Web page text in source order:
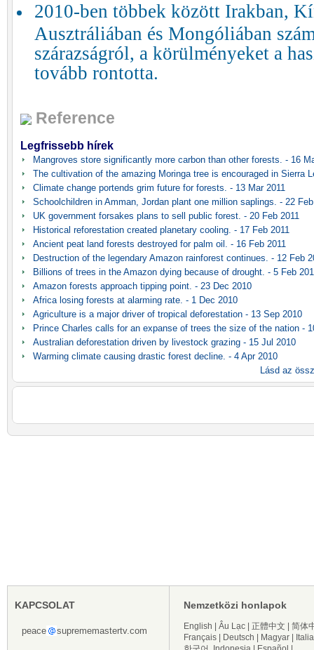
2010-ben többek között Irakban,
Ausztráliában és Mongóliában
szárazságról, a körülményeket a
tovább rontotta.
Reference
Legfrissebb hírek
Mangroves store significantly more carbon than other forests. - 16
The cultivation of the amazing Moringa tree is encouraged in Sierra
Climate change portends grim future for forests. - 13 Mar 2011
Schoolchildren in Amman, Jordan plant one million saplings. - 22
UK government forsakes plans to sell public forest. - 20 Feb 2011
Historical reforestation created planetary cooling. - 17 Feb 2011
Ancient peat land forests destroyed for palm oil. - 16 Feb 2011
Destruction of the legendary Amazon rainforest continues. - 12 Feb
Billions of trees in the Amazon dying because of drought. - 5 Feb
Amazon forests approach tipping point. - 23 Dec 2010
Africa losing forests at alarming rate. - 1 Dec 2010
Agriculture is a major driver of tropical deforestation - 13 Sep 2010
Prince Charles calls for an expanse of trees the size of the nation -
Australian deforestation driven by livestock grazing - 15 Jul 2010
Warming climate causing drastic forest decline. - 4 Apr 2010
Lásd az
KAPCSOLAT
peace suprememastertv.com
Nemzetközi honlapok
English Âu Lạc 正體中文
简体
Français
Deutsch Magyar